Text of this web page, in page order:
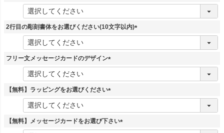
(
須
2行目の彫刻書体をお選びください(10文字以内)
(
フリー文メッセージカードのデザイン
(
須
【無料】ラッピングをお選びください
(
須
【無料】メッセージカードをお選び下さい